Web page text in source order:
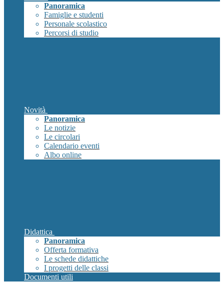
Panoramica
Famiglie e studenti
Personale scolastico
Percorsi di studio
Novità
Panoramica
Le notizie
Le circolari
Calendario eventi
Albo online
Didattica
Panoramica
Offerta formativa
Le schede didattiche
I progetti delle classi
Documenti utili